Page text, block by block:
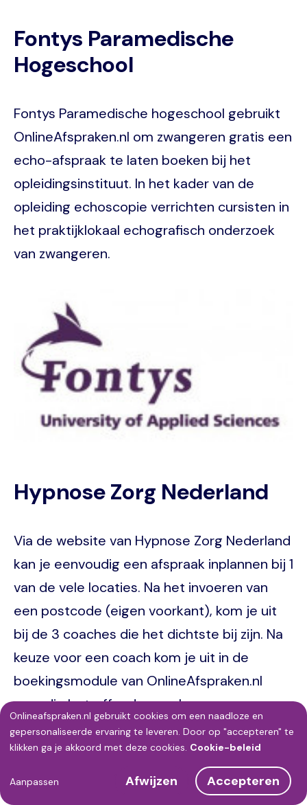
Fontys Paramedische
Hogeschool
Fontys Paramedische hogeschool gebruikt
OnlineAfspraken.nl om zwangeren gratis een
echo-afspraak te laten boeken bij het
opleidingsinstituut. In het kader van de
opleiding echoscopie verrichten cursisten in
het praktijklokaal echografisch onderzoek
van zwangeren.
Hypnose Zorg Nederland
Via de website van Hypnose Zorg Nederland
kan je eenvoudig een afspraak inplannen bij 1
van de vele locaties. Na het invoeren van
een postcode (eigen voorkant), kom je uit
bij de 3 coaches die het dichtste bij zijn. Na
keuze voor een coach kom je uit in de
boekingsmodule van OnlineAfspraken.nl
voor die betreffende coach.
Image
Gebruik
van
persoonsgegevens
Onlineafspraken.nl gebruikt cookies om een naadloze en
gepersonaliseerde ervaring te leveren. Door op "accepteren" te
klikken ga je akkoord met deze cookies. Cookie-beleid
Aanpassen Afwijzen Accepteren